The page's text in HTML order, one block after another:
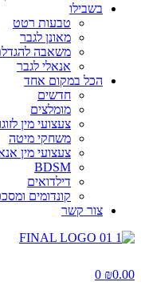
בשבילו
טבעות רטט
מאונן לגבר
משאבה
אנאלי לגבר
הכל במקום אחד
חדשים
מומלצים
צעצועי מין
משחקי מיטה
צעצועי מין
BDSM
דילדואים
קונדומים
צור קשר
₪0.00
0